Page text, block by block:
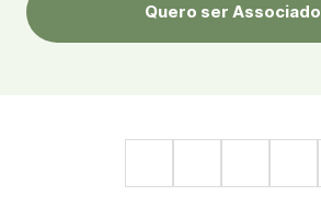
Quero ser Associado